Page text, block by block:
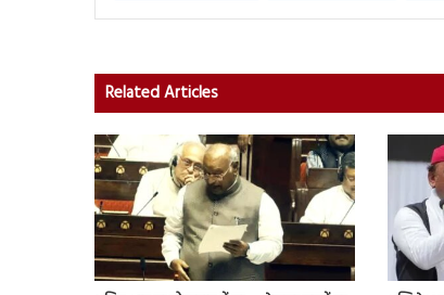
Related Articles